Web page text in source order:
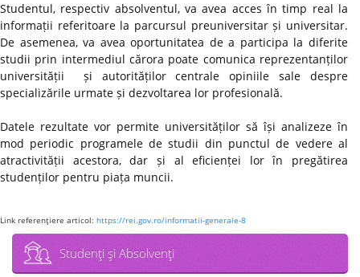
Studentul, respectiv absolventul, va avea acces în timp real la
informații referitoare la parcursul preuniversitar și universitar.
De asemenea, va avea oportunitatea de a participa la diferite
studii prin intermediul cărora poate comunica reprezentanților
universității și autorităților centrale opiniile sale despre
specializările urmate și dezvoltarea lor profesională.
Datele rezultate vor permite universităților să își analizeze în
mod periodic programele de studii din punctul de vedere al
atractivității acestora, dar și al eficienței lor în pregătirea
studenților pentru piața muncii.
Link referenţiere articol: https://rei.gov.ro/informatii-generale-8
Studenţi şi Absolvenţi